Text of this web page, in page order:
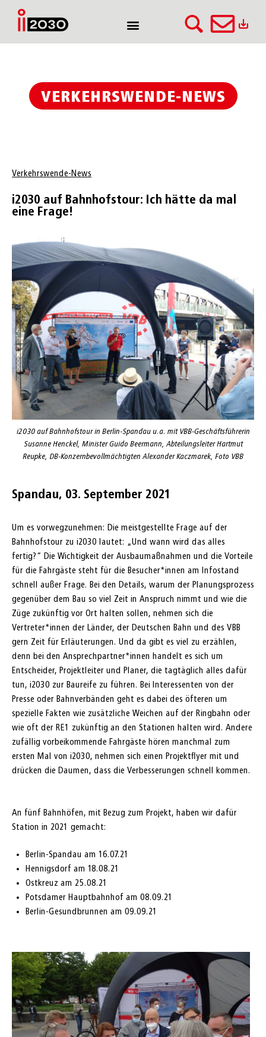
VERKEHRSWENDE-NEWS
Verkehrswende-News
i2030 auf Bahnhofstour: Ich hätte da mal
eine Frage!
i2030 auf Bahnhofstour in Berlin-Spandau u.a. mit VBB-Geschäftsführerin
Susanne Henckel, Minister Guido Beermann, Abteilungsleiter Hartmut
Reupke, DB-Konzernbevollmächtigten Alexander Kaczmarek, Foto VBB
Spandau, 03. September 2021
Um es vorwegzunehmen: Die meistgestellte Frage auf der
Bahnhofstour zu i2030 lautet: „Und wann wird das alles
fertig?“ Die Wichtigkeit der Ausbaumaßnahmen und die Vorteile
für die Fahrgäste steht für die Besucher*innen am Infostand
schnell außer Frage. Bei den Details, warum der Planungsprozess
gegenüber dem Bau so viel Zeit in Anspruch nimmt und wie die
Züge zukünftig vor Ort halten sollen, nehmen sich die
Vertreter*innen der Länder, der Deutschen Bahn und des VBB
gern Zeit für Erläuterungen. Und da gibt es viel zu erzählen,
denn bei den Ansprechpartner*innen handelt es sich um
Entscheider, Projektleiter und Planer, die tagtäglich alles dafür
tun, i2030 zur Baureife zu führen. Bei Interessenten von der
Presse oder Bahnverbänden geht es dabei des öfteren um
spezielle Fakten wie zusätzliche Weichen auf der Ringbahn oder
wie oft der RE1 zukünftig an den Stationen halten wird. Andere
zufällig vorbeikommende Fahrgäste hören manchmal zum
ersten Mal von i2030, nehmen sich einen Projektflyer mit und
drücken die Daumen, dass die Verbesserungen schnell kommen.
An fünf Bahnhöfen, mit Bezug zum Projekt, haben wir dafür
Station in 2021 gemacht:
Berlin-Spandau am 16.07.21
Hennigsdorf am 18.08.21
Ostkreuz am 25.08.21
Potsdamer Hauptbahnhof am 08.09.21
Berlin-Gesundbrunnen am 09.09.21